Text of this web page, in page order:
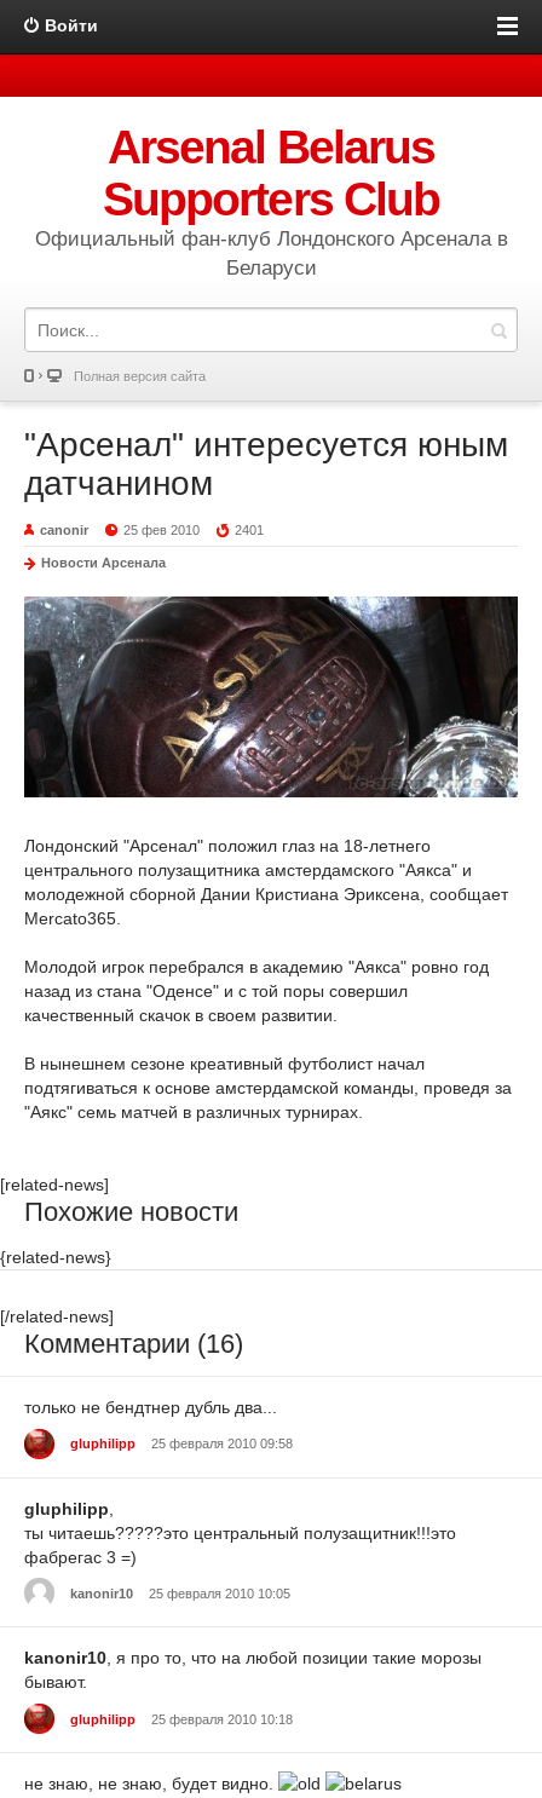
Войти
Arsenal Belarus
Supporters Club
Официальный фан-клуб Лондонского Арсенала в
Беларуси
Полная версия сайта
"Арсенал" интересуется юным
датчанином
canonir 25 фев 2010 2401
Новости Арсенала
Лондонский "Арсенал" положил глаз на 18-летнего
центрального полузащитника амстердамского "Аякса" и
молодежной сборной Дании Кристиана Эриксена, сообщает
Mercato365.
Молодой игрок перебрался в академию "Аякса" ровно год
назад из стана "Оденсе" и с той поры совершил
качественный скачок в своем развитии.
В нынешнем сезоне креативный футболист начал
подтягиваться к основе амстердамской команды, проведя за
"Аякс" семь матчей в различных турнирах.
[related-news]
Похожие новости
{related-news}
[/related-news]
Комментарии (16)
только не бендтнер дубль два...
gluphilipp 25 февраля 2010 09:58
gluphilipp
ты читаешь?????это центральный полузащитник!!!это
фабрегас 3 =)
kanonir10 25 февраля 2010 10:05
kanonir10, я про то, что на любой позиции такие морозы
бывают.
gluphilipp 25 февраля 2010 10:18
не знаю, не знаю, будет видно.